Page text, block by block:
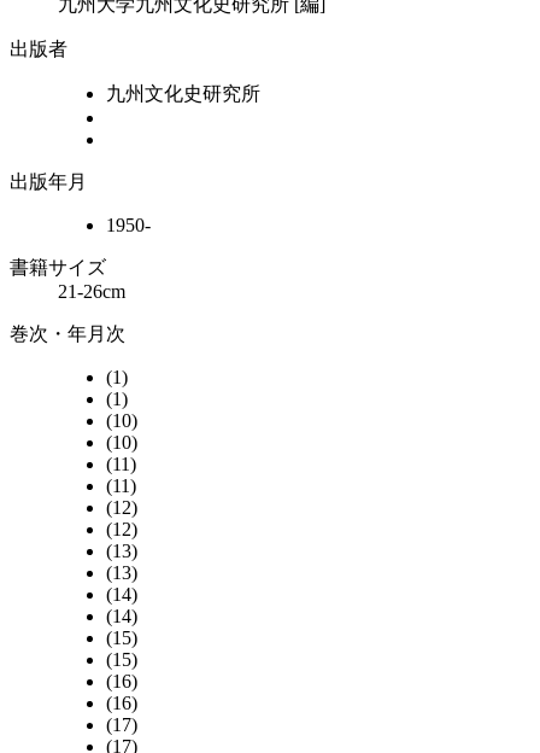
出版者
九州文化史研究所
出版年月
1950-
書籍サイズ
21-26cm
巻次・年月次
(1)
(1)
(10)
(10)
(11)
(11)
(12)
(12)
(13)
(13)
(14)
(14)
(15)
(15)
(16)
(16)
(17)
(17)